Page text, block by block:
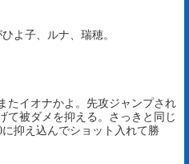
よ子、ルナ、瑞穂。
たイオナかよ。先攻ジャンプされ
て被ダメを抑える。さっきと同じ
抑え込んでショット入れて勝